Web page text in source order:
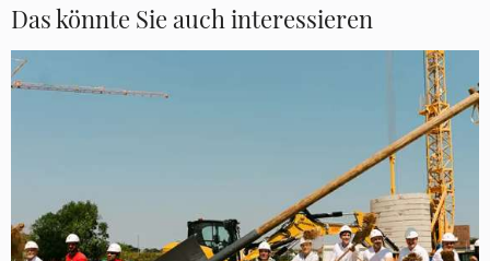
Das könnte Sie auch interessieren